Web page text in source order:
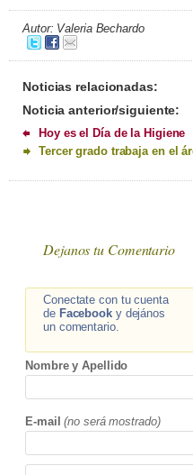
Autor: Valeria Bechardo
Noticias relacionadas:
Noticia anterior/siguiente:
Hoy es el Día de la Higiene
Tercer grado trabaja en el
Dejanos tu Comentario
Conectate con tu cuenta
de Facebooky dejános
un comentario.
Nombre y Apellido
E-mail (no será mostrado)